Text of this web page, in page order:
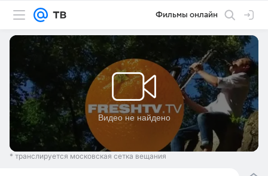
Фильмы онлайн
* транслируется московская сетка вещания